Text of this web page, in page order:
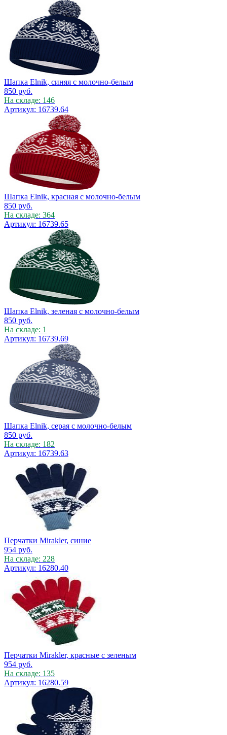
Шапка Elnik, синяя с молочно-белым
850 руб.
На складе: 146
Артикул: 16739.64
Шапка Elnik, красная с молочно-белым
850 руб.
На складе: 364
Артикул: 16739.65
Шапка Elnik, зеленая с молочно-белым
850 руб.
На складе: 1
Артикул: 16739.69
Шапка Elnik, серая с молочно-белым
850 руб.
На складе: 182
Артикул: 16739.63
Перчатки Mirakler, синие
954 руб.
На складе: 228
Артикул: 16280.40
Перчатки Mirakler, красные с зеленым
954 руб.
На складе: 135
Артикул: 16280.59